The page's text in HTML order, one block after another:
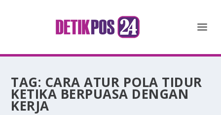
TAG: CARA ATUR POLA TIDUR
KETIKA BERPUASA DENGAN
KERJA